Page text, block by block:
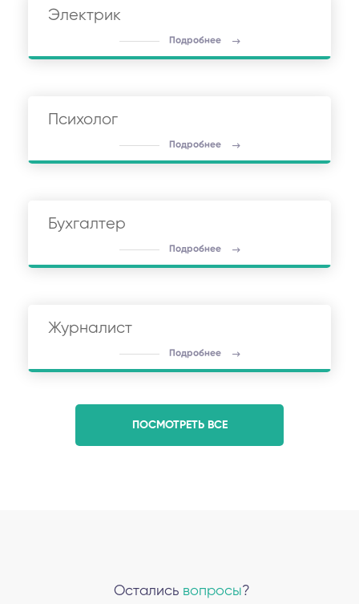
Электрик
Подробнее
Психолог
Подробнее
Бухгалтер
Подробнее
Журналист
Подробнее
ПОСМОТРЕТЬ ВСЕ
Остались вопросы?